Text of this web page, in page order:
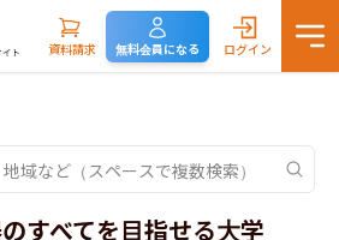
資料請求 無料会員になる ログイン
すべてを目指せる大学